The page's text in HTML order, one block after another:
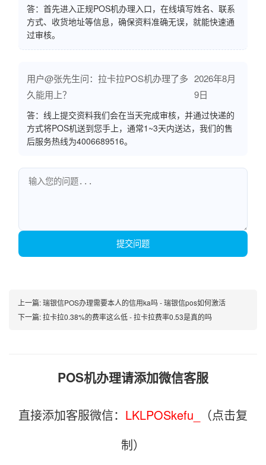
答：首先进入正规POS机办理入口，在线填写姓名、联系
方式、收货地址等信息，确保资料准确无误，就能快速通
过审核。
用户@张先生问：拉卡拉POS机办理了多
久能用上？
2026年8月
9日
答：线上提交资料我们会在当天完成审核，并通过快递的
方式将POS机送到您手上，通常1~3天内送达，我们的售
后服务热线为4006689516。
提交问题
上一篇:瑞银信POS办理需要本人的信用ka吗 - 瑞银信pos如何激活
下一篇:拉卡拉0.38%的费率这么低 - 拉卡拉费率0.53是真的吗
POS机办理请添加微信客服
直接添加客服微信： LKLPOSkefu_
（点击复
制）